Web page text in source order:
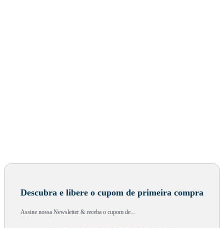
Descubra e libere o cupom de primeira compra
Assine nossa Newsletter & receba o cupom de...